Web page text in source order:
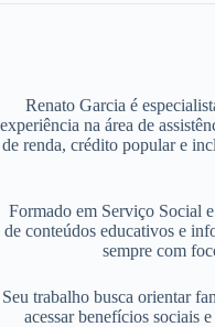
Renato Garcia é
experiência na área de
de renda, crédito popular e
Formado em Serviço Social
de conteúdos educativos e
sempre com
Seu trabalho busca orientar
acessar benefícios sociais